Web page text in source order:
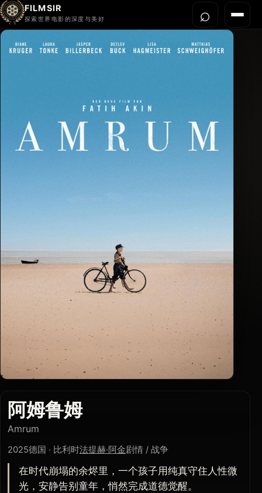
FILMSIR
探索世界电影的深度与美好 菜单
首页
影片库
影评与解读
⌕打开
阿姆鲁姆
Amrum
2025德国 · 比利时法提赫·阿金剧情 / 战争
在时代崩塌的余烬里，一个孩子用纯真守住人性微
光，安静告别童年，悄然完成道德觉醒。